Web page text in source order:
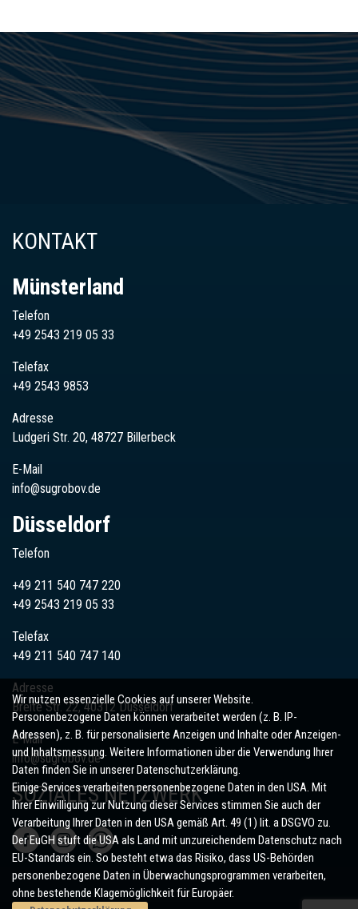
KONTAKT
Münsterland
Telefon
+49 2543 219 05 33
Telefax
+49 2543 9853
Adresse
Ludgeri Str. 20, 48727 Billerbeck
E-Mail
info@sugrobov.de
Düsseldorf
Telefon
+49 211 540 747 220
+49 2543 219 05 33
Telefax
+49 211 540 747 140
Adresse
Breite Str. 22, 40312 Düsseldorf
E-Mail
info@sugrobov.de
SOZIALES NETZWERK
Wir nutzen essenzielle Cookies auf unserer Website.
Personenbezogene Daten können verarbeitet werden (z. B. IP-
Adressen), z. B. für personalisierte Anzeigen und Inhalte oder Anzeigen-
und Inhaltsmessung. Weitere Informationen über die Verwendung Ihrer
Daten finden Sie in unserer Datenschutzerklärung.
Einige Services verarbeiten personenbezogene Daten in den USA. Mit
Ihrer Einwilligung zur Nutzung dieser Services stimmen Sie auch der
Verarbeitung Ihrer Daten in den USA gemäß Art. 49 (1) lit. a DSGVO zu.
Der EuGH stuft die USA als Land mit unzureichendem Datenschutz nach
EU-Standards ein. So besteht etwa das Risiko, dass US-Behörden
personenbezogene Daten in Überwachungsprogrammen verarbeiten,
ohne bestehende Klagemöglichkeit für Europäer.